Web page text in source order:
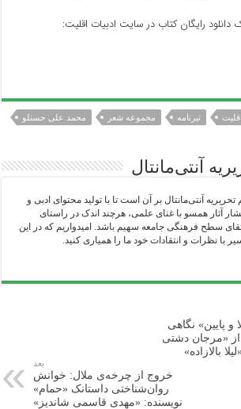
رایگان کتاب در سایت ادبیات اقلیت:
تیرنامه مجموعه شعر محمد علی حسنلو
آنتی‌مانتال
تحریریه آنتی‌مانتال بر آن است تا با تولید محتوای ادبی و
آثار همسو با غنای علمی، هرچند اندک در راستای
سطح فرهنگی جامعه سهیم باشد. امیدواریم که در این
با نظرات و انتقادات خود ما را همیاری‌ کنید.
پایین» نگاهی
«مرجان دشتی
بالازاده»
بعد
خروج از چرخه‌ی ملال: خوانش
روان‌شناختی داستانک «حمام»
نویسنده: «مهدی قاسمی شاندیز»